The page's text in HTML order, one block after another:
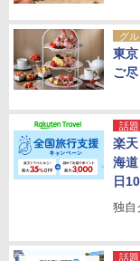
グル
東
ご
話題
楽
海
日
独自
話題